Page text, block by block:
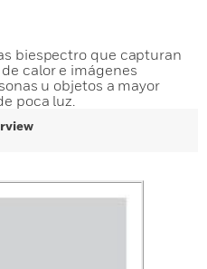
biespectro que capturan
calor e imágenes
u objetos a mayor
poca luz.